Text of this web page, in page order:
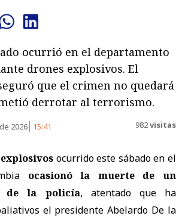
ocurrió en el departamento
drones explosivos. El
que el crimen no quedará
derrotar al terrorismo.
2026 15:41 982visitas
ocurrido este sábado en el
ocasionó la muerte de un
de la policía, atentado que ha
el presidente Abelardo De la